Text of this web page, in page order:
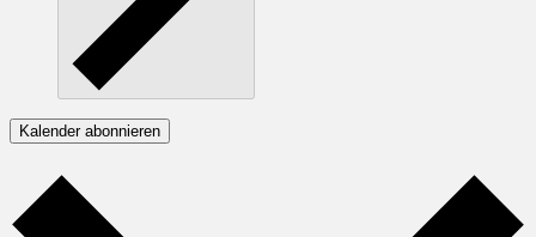
Kalender abonnieren